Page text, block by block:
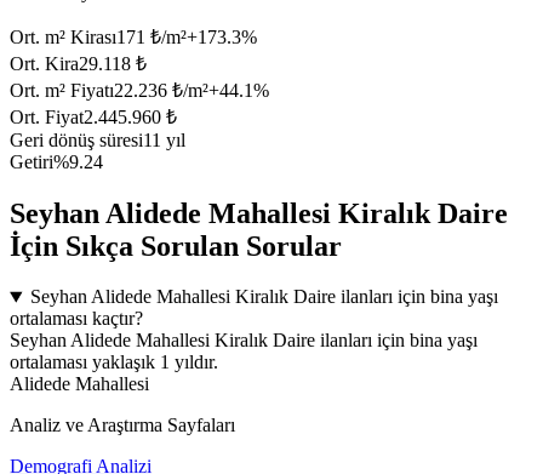
Ort. m² Kirası171 ₺/m²+173.3%
Ort. Kira29.118 ₺
Ort. m² Fiyatı22.236 ₺/m²+44.1%
Ort. Fiyat2.445.960 ₺
Geri dönüş süresi11 yıl
Getiri%9.24
Seyhan Alidede Mahallesi Kiralık Daire
İçin Sıkça Sorulan Sorular
Seyhan Alidede Mahallesi Kiralık Daire ilanları için bina yaşı
ortalaması kaçtır?
Seyhan Alidede Mahallesi Kiralık Daire ilanları için bina yaşı
ortalaması yaklaşık 1 yıldır.
Alidede Mahallesi
Analiz ve Araştırma Sayfaları
Demografi Analizi